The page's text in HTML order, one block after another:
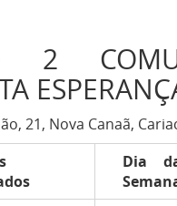
2
21, Nova Canaã,
Dia